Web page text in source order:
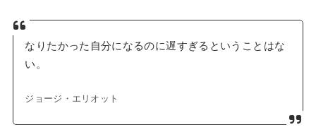
なりたかった自分になるのに遅すぎるということはな
い。
ジョージ・エリオット